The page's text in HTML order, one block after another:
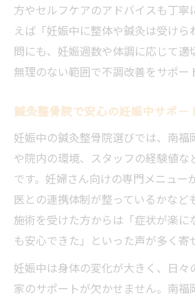
方やセルフケアのアドバイスも丁寧
えば「妊娠中に整体や鍼灸は受け
問にも、妊娠週数や体調に応じて適
無理のない範囲で不調改善をサポー
鍼灸整骨院で安心の妊娠中サポー
妊娠中の鍼灸整骨院選びでは、南福
や院内の環境、スタッフの経験値な
です。妊婦さん向けの専門メニュー
医との連携体制が整っているかなど
施術を受けた方からは「症状が楽に
も安心できた」といった声が多く寄
妊娠中は身体の変化が大きく、日々
家のサポートが欠かせません。南福